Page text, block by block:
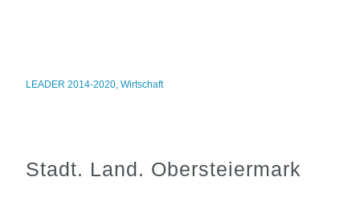
LEADER 2014-2020,Wirtschaft
Stadt. Land. Obersteiermark